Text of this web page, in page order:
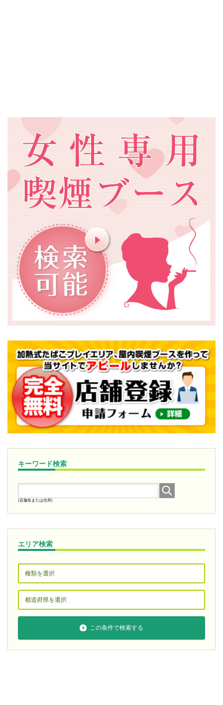
キーワード検索
(店舗名または住所)
エリア検索
この条件で検索する